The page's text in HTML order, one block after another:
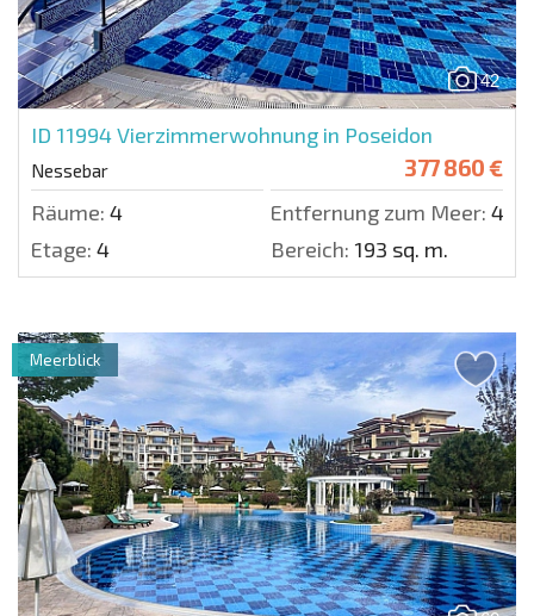
42
ID 11994Vierzimmerwohnung in Poseidon
Nessebar 377 860 €
Räume: 4 Entfernung zum Meer: 400
Etage: 4 Bereich: 193 sq. m.
Meerblick